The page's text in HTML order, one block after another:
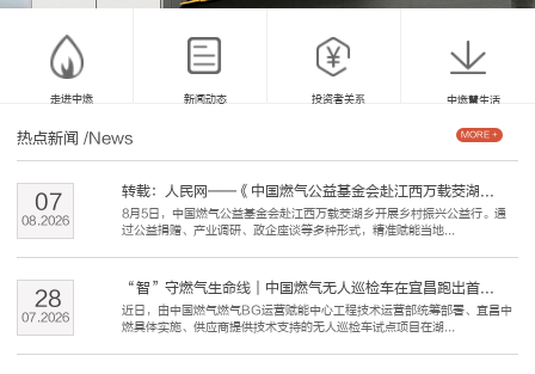
走进中燃 新闻动态 投资者关系 中燃慧生活
热点新闻 /News
转载：人民网——《中国燃气公益基金会赴江西万载茭湖...
8月5日，中国燃气公益基金会赴江西万载茭湖乡开展乡村振兴公益行。通
过公益捐赠、产业调研、政企座谈等多种形式，精准赋能当地...
08.2026
07
“智”守燃气生命线｜中国燃气无人巡检车在宜昌跑出首...
近日，由中国燃气燃气BG运营赋能中心工程技术运营部统筹部署、宜昌中
燃具体实施、供应商提供技术支持的无人巡检车试点项目在湖...
07.2026
28
MORE +